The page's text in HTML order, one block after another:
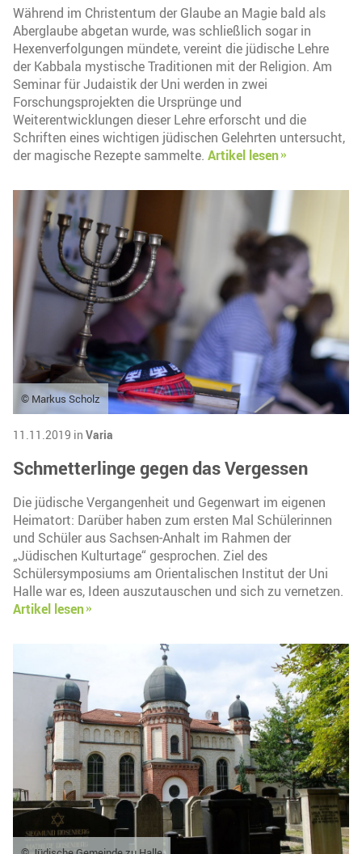
Während im Christentum der Glaube an Magie bald als
Aberglaube abgetan wurde, was schließlich sogar in
Hexenverfolgungen mündete, vereint die jüdische Lehre
der Kabbala mystische Traditionen mit der Religion. Am
Seminar für Judaistik der Uni werden in zwei
Forschungsprojekten die Ursprünge und
Weiterentwicklungen dieser Lehre erforscht und die
Schriften eines wichtigen jüdischen Gelehrten untersucht,
der magische Rezepte sammelte. Artikel lesen
© Markus Scholz
11.11.2019 in Varia
Schmetterlinge gegen das Vergessen
Die jüdische Vergangenheit und Gegenwart im eigenen
Heimatort: Darüber haben zum ersten Mal Schülerinnen
und Schüler aus Sachsen-Anhalt im Rahmen der
„Jüdischen Kulturtage“ gesprochen. Ziel des
Schülersymposiums am Orientalischen Institut der Uni
Halle war es, Ideen auszutauschen und sich zu vernetzen.
Artikel lesen